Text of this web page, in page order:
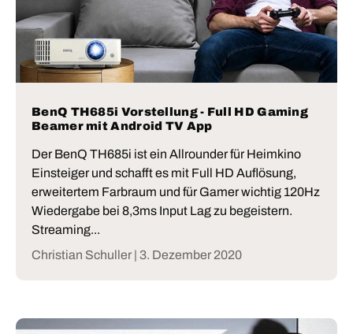
BenQ TH685i Vorstellung - Full HD Gaming
Beamer mit Android TV App
Der BenQ TH685i ist ein Allrounder für Heimkino
Einsteiger und schafft es mit Full HD Auflösung,
erweitertem Farbraum und für Gamer wichtig 120Hz
Wiedergabe bei 8,3ms Input Lag zu begeistern.
Streaming...
Christian Schuller | 3. Dezember 2020